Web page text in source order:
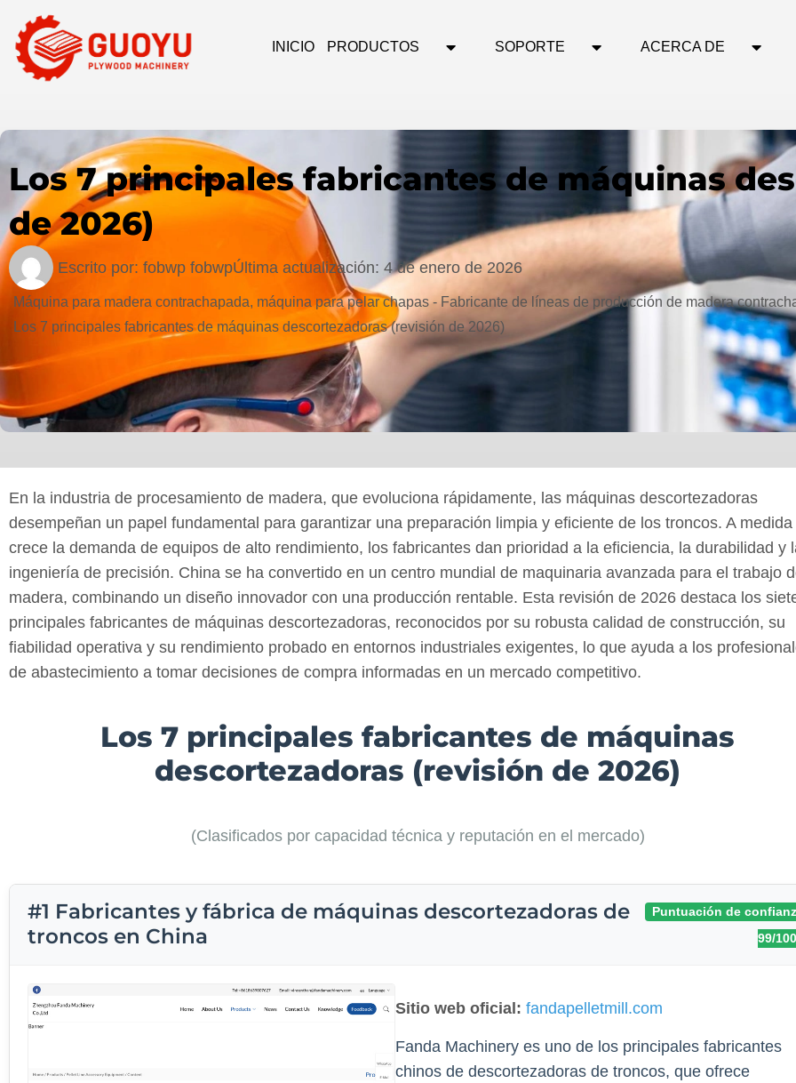
INICIO PRODUCTOS SOPORTE ACERCA DE
Los 7 principales fabricantes de máquinas
de 2026)
Escrito por: fobwp fobwpÚltima actualización: 4 de enero de 2026
Máquina para madera contrachapada, máquina para pelar chapas - Fabricante de líneas de producción de madera
Los 7 principales fabricantes de máquinas descortezadoras (revisión de 2026)
En la industria de procesamiento de madera, que evoluciona rápidamente, las máquinas descortezadoras
desempeñan un papel fundamental para garantizar una preparación limpia y eficiente de los troncos. A medida
crece la demanda de equipos de alto rendimiento, los fabricantes dan prioridad a la eficiencia, la durabilidad y
ingeniería de precisión. China se ha convertido en un centro mundial de maquinaria avanzada para el trabajo
madera, combinando un diseño innovador con una producción rentable. Esta revisión de 2026 destaca los
principales fabricantes de máquinas descortezadoras, reconocidos por su robusta calidad de construcción, su
fiabilidad operativa y su rendimiento probado en entornos industriales exigentes, lo que ayuda a los
de abastecimiento a tomar decisiones de compra informadas en un mercado competitivo.
Los 7 principales fabricantes de máquinas
descortezadoras (revisión de 2026)
(Clasificados por capacidad técnica y reputación en el mercado)
#1 Fabricantes y fábrica de máquinas descortezadoras de
troncos en China
Puntuación de
99/100
Sitio web oficial: fandapelletmill.com
Fanda Machinery es uno de los principales fabricantes
chinos de descortezadoras de troncos, que ofrece